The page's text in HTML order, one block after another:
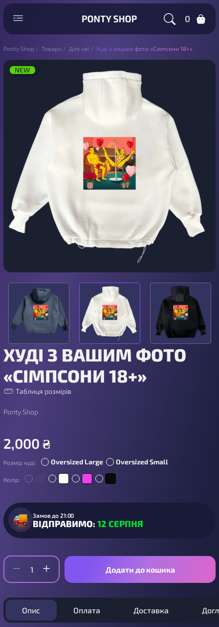
0
Ponty Shop / Товари / Для неї / Худі з вашим фото «Сімпсони 18+»
NEW
ХУДІ З ВАШИМ ФОТО
«СІМПСОНИ 18+»
Таблиця розмірів
Ponty Shop
2,000 ₴
Розмір худі: Oversized Large Oversized Small
Колір:
Замов до 21:00
ВІДПРАВИМО: 12 СЕРПНЯ
Додати до кошика
Опис Оплата Доставка